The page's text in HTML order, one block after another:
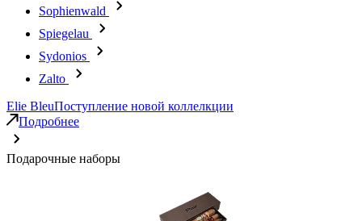
Sophienwald
Spiegelau
Sydonios
Zalto
Elie BleuПоступление новой коллелкции
Подробнее
Подарочные наборы